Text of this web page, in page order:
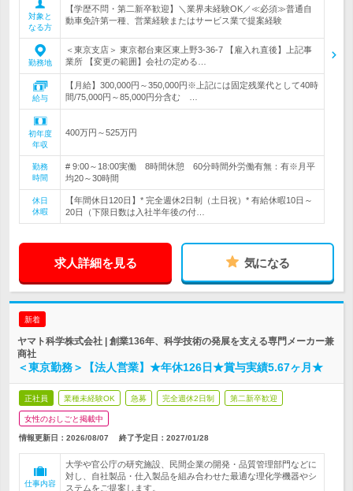
対象と
なる方
【学歴不問・第二新卒歓迎】＼業界未経験OK／≪必須≫普通自
動車免許第一種、営業経験またはサービス業で提案経験
勤務地
＜東京支店＞ 東京都台東区東上野3-36-7 【雇入れ直後】上記事
業所 【変更の範囲】会社の定める…
給与
【月給】300,000円～350,000円※上記には固定残業代として40時
間/75,000円～85,000円分含む …
初年度
年収
400万円～525万円
勤務
時間
# 9:00～18:00実働 8時間休憩 60分時間外労働有無：有※月平
均20～30時間
休日
休暇
【年間休日120日】* 完全週休2日制（土日祝）* 有給休暇10日～
20日（下限日数は入社半年後の付…
求人詳細を見る 気になる
新着
ヤマト科学株式会社 | 創業136年、科学技術の発展を支える専門メーカー兼
商社
＜東京勤務＞【法人営業】★年休126日★賞与実績5.67ヶ月★
正社員 業種未経験OK 急募 完全週休2日制 第二新卒歓迎
女性のおしごと掲載中
情報更新日：2026/08/07 終了予定日： 2027/01/28
仕事内容
大学や官公庁の研究施設、民間企業の開発・品質管理部門などに
対し、自社製品・仕入製品を組み合わせた最適な理化学機器やシ
ステムをご提案します。